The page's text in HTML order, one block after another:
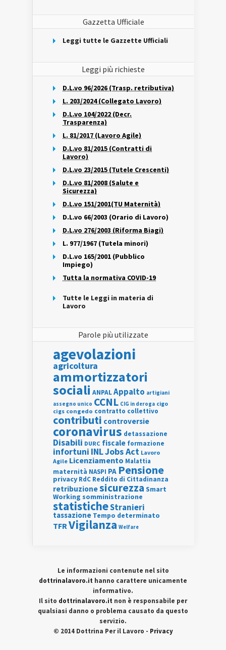
Gazzetta Ufficiale
Leggi tutte le Gazzette Ufficiali
Leggi più richieste
D.L.vo 96/2026 (Trasp. retributiva)
L. 203/2024 (Collegato Lavoro)
D.L.vo 104/2022 (Decr.
Trasparenza)
L. 81/2017 (Lavoro Agile)
D.L.vo 81/2015 (Contratti di
Lavoro)
D.L.vo 23/2015 (Tutele Crescenti)
D.L.vo 81/2008 (Salute e
Sicurezza)
D.L.vo 151/2001(TU Maternità)
D.L.vo 66/2003 (Orario di Lavoro)
D.L.vo 276/2003 (Riforma Biagi)
L. 977/1967 (Tutela minori)
D.L.vo 165/2001 (Pubblico
Impiego)
Tutta la normativa COVID-19
Tutte le Leggi in materia di
Lavoro
Parole più utilizzate
agevolazioni
agricoltura
ammortizzatori
sociali ANPALAppalto artigiani
assegno unico CCNL CIG in deroga cigo
cigs congedo contratto collettivo
contributi controversie
coronavirus detassazione
Disabili DURC fiscale formazione
infortuni INLJobs Act Lavoro
Agile Licenziamento Malattia
maternità NASPI PA Pensione
privacy RdC Reddito di Cittadinanza
retribuzionesicurezza Smart
Working somministrazione
statisticheStranieri
tassazione Tempo determinato
TFRVigilanza Welfare
Le informazioni contenute nel sito
dottrinalavoro.it hanno carattere unicamente
informativo.
Il sito dottrinalavoro.it non è responsabile per
qualsiasi danno o problema causato da questo
servizio.
© 2014 Dottrina Per il Lavoro - Privacy